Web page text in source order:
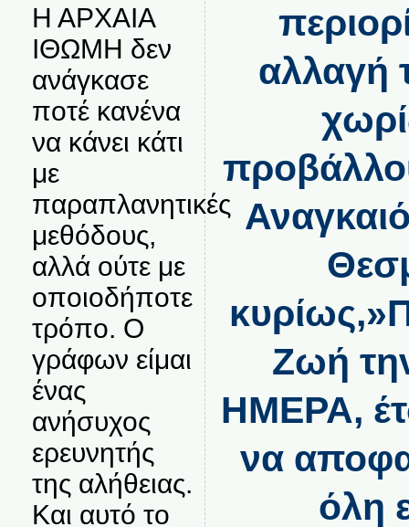
Η ΑΡΧΑΙΑ
ΙΘΩΜΗ δεν
ανάγκασε
ποτέ κανένα
να κάνει κάτι
με
παραπλανητικές
μεθόδους,
αλλά ούτε με
οποιοδήποτε
τρόπο. Ο
γράφων είμαι
ένας
ανήσυχος
ερευνητής
της αλήθειας.
Και αυτό το
αλλαγή
Ζωή
ΗΜΕΡΑ,
να
όλη